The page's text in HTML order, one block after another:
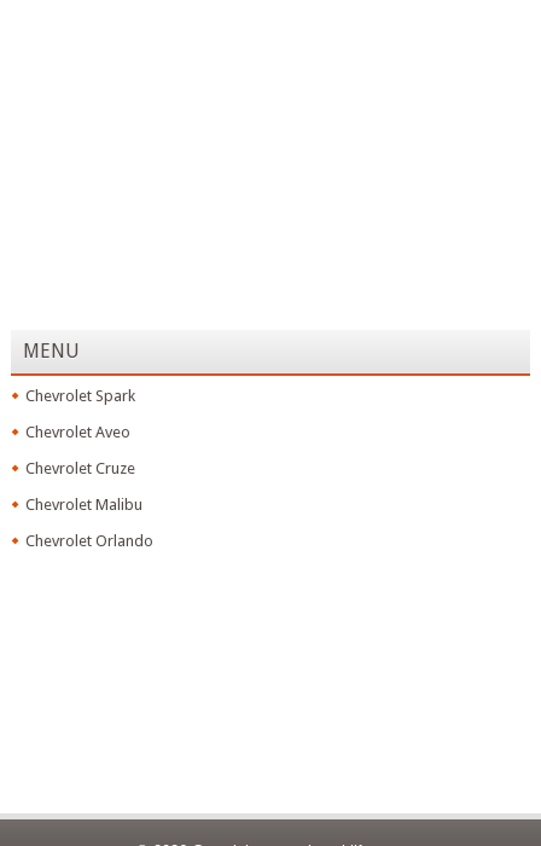
MENU
Chevrolet Spark
Chevrolet Aveo
Chevrolet Cruze
Chevrolet Malibu
Chevrolet Orlando